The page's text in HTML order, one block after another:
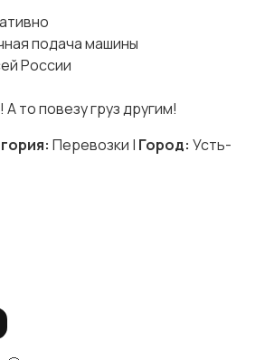
подача машины
России
то повезу груз другим!
Перевозки | Город: Усть-